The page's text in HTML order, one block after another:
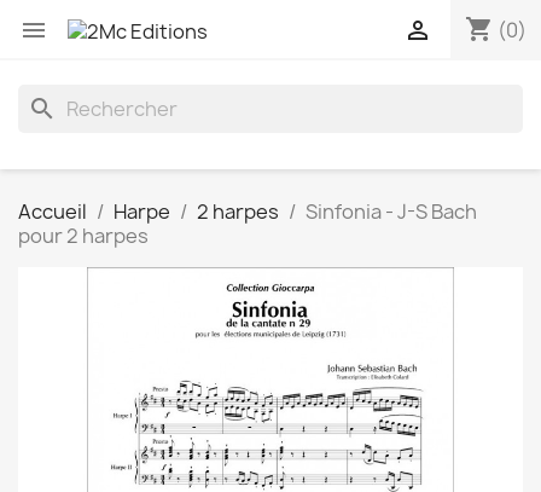
 shopping_cart (0)

search
Accueil Harpe 2 harpes
Sinfonia - J-S Bach
pour 2 harpes